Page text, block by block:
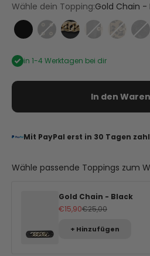
Wähle dein Topping:Gold Chain -
City Gloss - Black
Eyelet Classic - Black
Gold Chain - Black
Urban Classic
Urban
in 1-4 Werktagen bei dir
In den
Mit PayPal erst in 30 Tagen
Wähle passende Toppings zum
Gold Chain - Black
Angebot
€15,90Regulärer Preis
€25,00
+ Hinzufügen